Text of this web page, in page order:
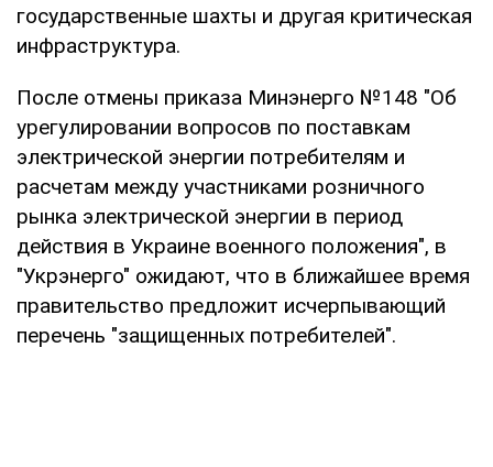
государственные шахты и другая критическая
инфраструктура.
После отмены приказа Минэнерго №148 "Об
урегулировании вопросов по поставкам
электрической энергии потребителям и
расчетам между участниками розничного
рынка электрической энергии в период
действия в Украине военного положения", в
"Укрэнерго" ожидают, что в ближайшее время
правительство предложит исчерпывающий
перечень "защищенных потребителей".